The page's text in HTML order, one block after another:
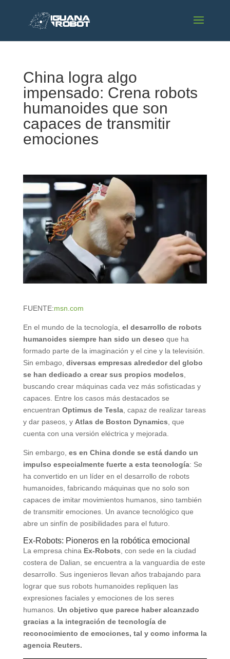
China logra algo
impensado: Crena robots
humanoides que son
capaces de transmitir
emociones
FUENTE:msn.com
En el mundo de la tecnología, el desarrollo de robots
humanoides siempre han sido un deseo que ha
formado parte de la imaginación y el cine y la televisión.
Sin embago, diversas empresas alrededor del globo
se han dedicado a crear sus propios modelos
buscando crear máquinas cada vez más sofisticadas y
capaces. Entre los casos más destacados se
encuentran Optimus de Tesla, capaz de realizar tareas
y dar paseos, y Atlas de Boston Dynamics , que
cuenta con una versión eléctrica y mejorada.
Sin embargo, es en China donde se está dando un
impulso especialmente fuerte a esta tecnología: Se
ha convertido en un líder en el desarrollo de robots
humanoides, fabricando máquinas que no solo son
capaces de imitar movimientos humanos, sino también
de transmitir emociones. Un avance tecnológico que
abre un sinfín de posibilidades para el futuro.
Ex-Robots: Pioneros en la robótica emocional
La empresa china Ex-Robots , con sede en la ciudad
costera de Dalian, se encuentra a la vanguardia de este
desarrollo. Sus ingenieros llevan años trabajando para
lograr que sus robots humanoides repliquen las
expresiones faciales y emociones de los seres
humanos. Un objetivo que parece haber alcanzado
gracias a la integración de tecnología de
reconocimiento de emociones, tal y como informa la
agencia Reuters.